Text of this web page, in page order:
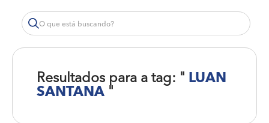
Resultados para a tag: " LUAN
SANTANA "